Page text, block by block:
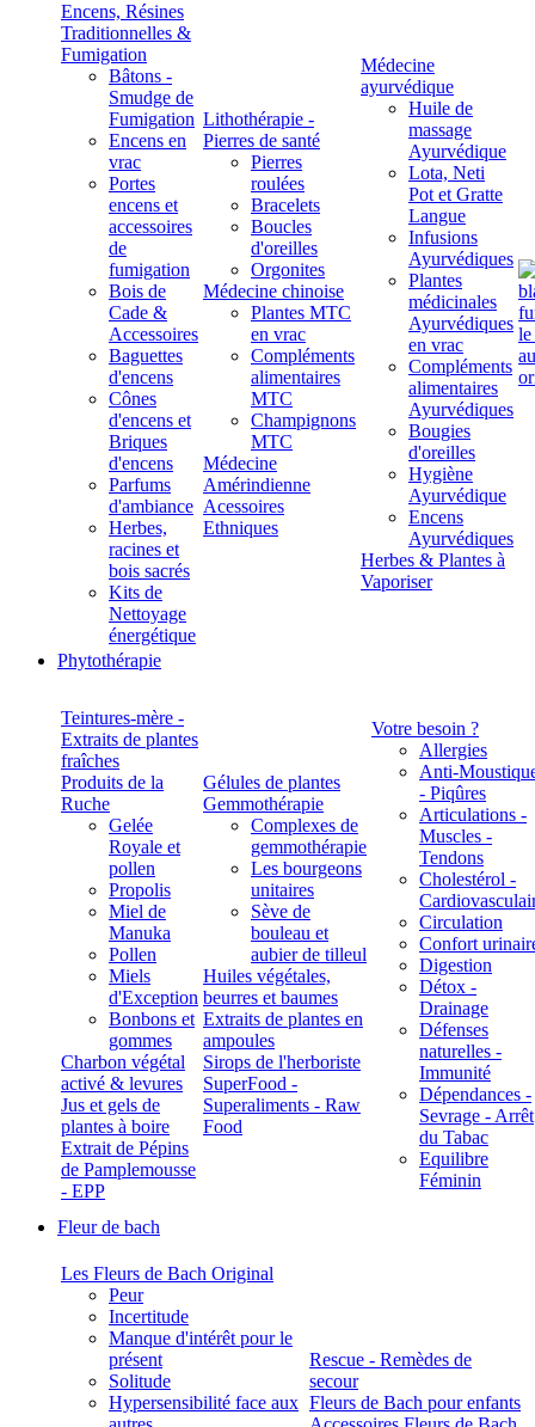
Encens, Résines
Traditionnelles &
Fumigation
Bâtons -
Smudge de
Fumigation
Encens en
vrac
Portes
encens et
accessoires
de
fumigation
Bois de
Cade &
Accessoires
Baguettes
d'encens
Cônes
d'encens et
Briques
d'encens
Parfums
d'ambiance
Herbes,
racines et
bois sacrés
Kits de
Nettoyage
énergétique
Lithothérapie -
Pierres de santé
Pierres
roulées
Bracelets
Boucles
d'oreilles
Orgonites
Médecine chinoise
Plantes MTC
en vrac
Compléments
alimentaires
MTC
Champignons
MTC
Médecine
Amérindienne
Acessoires
Ethniques
Médecine
ayurvédique
Huile de
massage
Ayurvédique
Lota, Neti
Pot et Gratte
Langue
Infusions
Ayurvédiques
Plantes
médicinales
Ayurvédiques
en vrac
Compléments
alimentaires
Ayurvédiques
Bougies
d'oreilles
Hygiène
Ayurvédique
Encens
Ayurvédiques
Herbes & Plantes à
Vaporiser
Phytothérapie
Teintures-mère -
Extraits de plantes
fraîches
Produits de la
Ruche
Gelée
Royale et
pollen
Propolis
Miel de
Manuka
Pollen
Miels
d'Exception
Bonbons et
gommes
Charbon végétal
activé & levures
Jus et gels de
plantes à boire
Extrait de Pépins
de Pamplemousse
- EPP
Gélules de plantes
Gemmothérapie
Complexes de
gemmothérapie
Les bourgeons
unitaires
Sève de
bouleau et
aubier de tilleul
Huiles végétales,
beurres et baumes
Extraits de plantes en
ampoules
Sirops de l'herboriste
SuperFood -
Superaliments - Raw
Food
Votre besoin ?
Allergies
Anti-
- Piqûres
Articulations -
Muscles -
Tendons
Cholestérol -
Circulation
Confort
Digestion
Détox -
Drainage
Défenses
naturelles -
Immunité
Dépendances -
Sevrage - Arrêt
du Tabac
Equilibre
Féminin
Fleur de bach
Les Fleurs de Bach Original
Peur
Incertitude
Manque d'intérêt pour le
présent
Solitude
Hypersensibilité face aux
Rescue - Remèdes de
secour
Fleurs de Bach pour enfants